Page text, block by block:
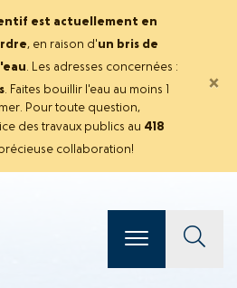
est actuellement en
, en raison d'un bris de
. Les adresses concernées :
. Faites bouillir l'eau au moins 1
Pour toute question,
des travaux publics au 418
collaboration!
×